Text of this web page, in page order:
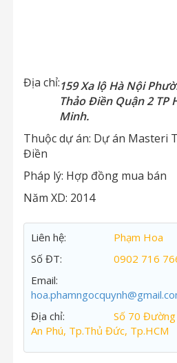
Địa chỉ:159 Xa lộ Hà Nội
Thảo Điền Quận 2 TP
Minh.
Thuộc dự án: Dự án Masteri
Điền
Pháp lý: Hợp đồng mua bán
Năm XD: 2014
Liên hệ:
Phạm Hoa
Số ĐT:
0902 716
Email:
Địa chỉ:
Số 70
An Phú, Tp.Thủ Đức, Tp.HCM